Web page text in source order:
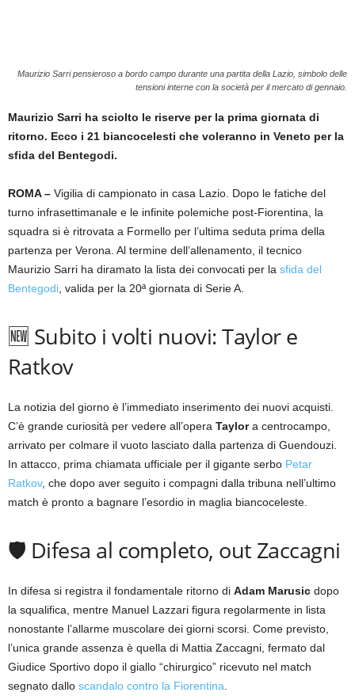
Maurizio Sarri pensieroso a bordo campo durante una partita della Lazio, simbolo delle
tensioni interne con la società per il mercato di gennaio.
Maurizio Sarri ha sciolto le riserve per la prima giornata di
ritorno. Ecco i 21 biancocelesti che voleranno in Veneto per la
sfida del Bentegodi.
ROMA – Vigilia di campionato in casa Lazio. Dopo le fatiche del
turno infrasettimanale e le infinite polemiche post-Fiorentina, la
squadra si è ritrovata a Formello per l’ultima seduta prima della
partenza per Verona. Al termine dell’allenamento, il tecnico
Maurizio Sarri ha diramato la lista dei convocati per la sfida del
Bentegodi, valida per la 20ª giornata di Serie A.
🆕 Subito i volti nuovi: Taylor e
Ratkov
La notizia del giorno è l’immediato inserimento dei nuovi acquisti.
C’è grande curiosità per vedere all’opera Taylora centrocampo,
arrivato per colmare il vuoto lasciato dalla partenza di Guendouzi.
In attacco, prima chiamata ufficiale per il gigante serbo Petar
Ratkov, che dopo aver seguito i compagni dalla tribuna nell’ultimo
match è pronto a bagnare l’esordio in maglia biancoceleste.
🛡️ Difesa al completo, out Zaccagni
In difesa si registra il fondamentale ritorno di Adam Marusic dopo
la squalifica, mentre Manuel Lazzari figura regolarmente in lista
nonostante l’allarme muscolare dei giorni scorsi. Come previsto,
l’unica grande assenza è quella di Mattia Zaccagni, fermato dal
Giudice Sportivo dopo il giallo “chirurgico” ricevuto nel match
segnato dallo scandalo contro la Fiorentina.